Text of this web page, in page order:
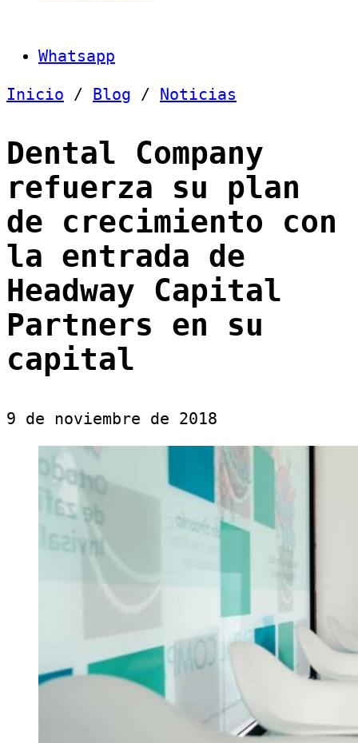
Whatsapp
Inicio / Blog / Noticias
Dental Company
refuerza su plan
de crecimiento con
la entrada de
Headway Capital
Partners en su
capital
9 de noviembre de 2018